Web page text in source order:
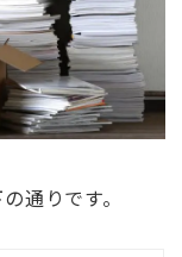
通りです。